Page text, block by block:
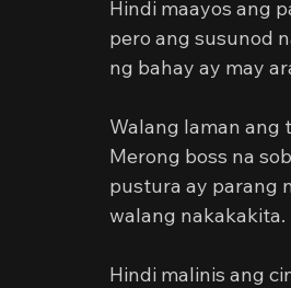
Hindi maayos ang
pero ang susunod
ng bahay ay may
Walang laman ang
Merong boss na
pustura ay parang
walang nakakakita.
Hindi malinis ang